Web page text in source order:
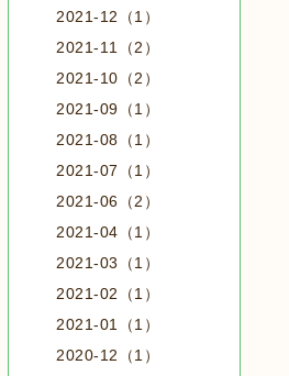
2021-12（1）
2021-11（2）
2021-10（2）
2021-09（1）
2021-08（1）
2021-07（1）
2021-06（2）
2021-04（1）
2021-03（1）
2021-02（1）
2021-01（1）
2020-12（1）